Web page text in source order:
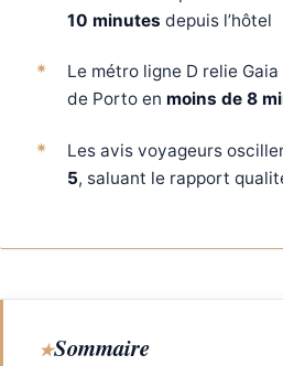
10 minutes depuis l’hôtel
Le métro ligne D relie
de Porto en moins de 8
Les avis voyageurs
5, saluant le rapport
Sommaire